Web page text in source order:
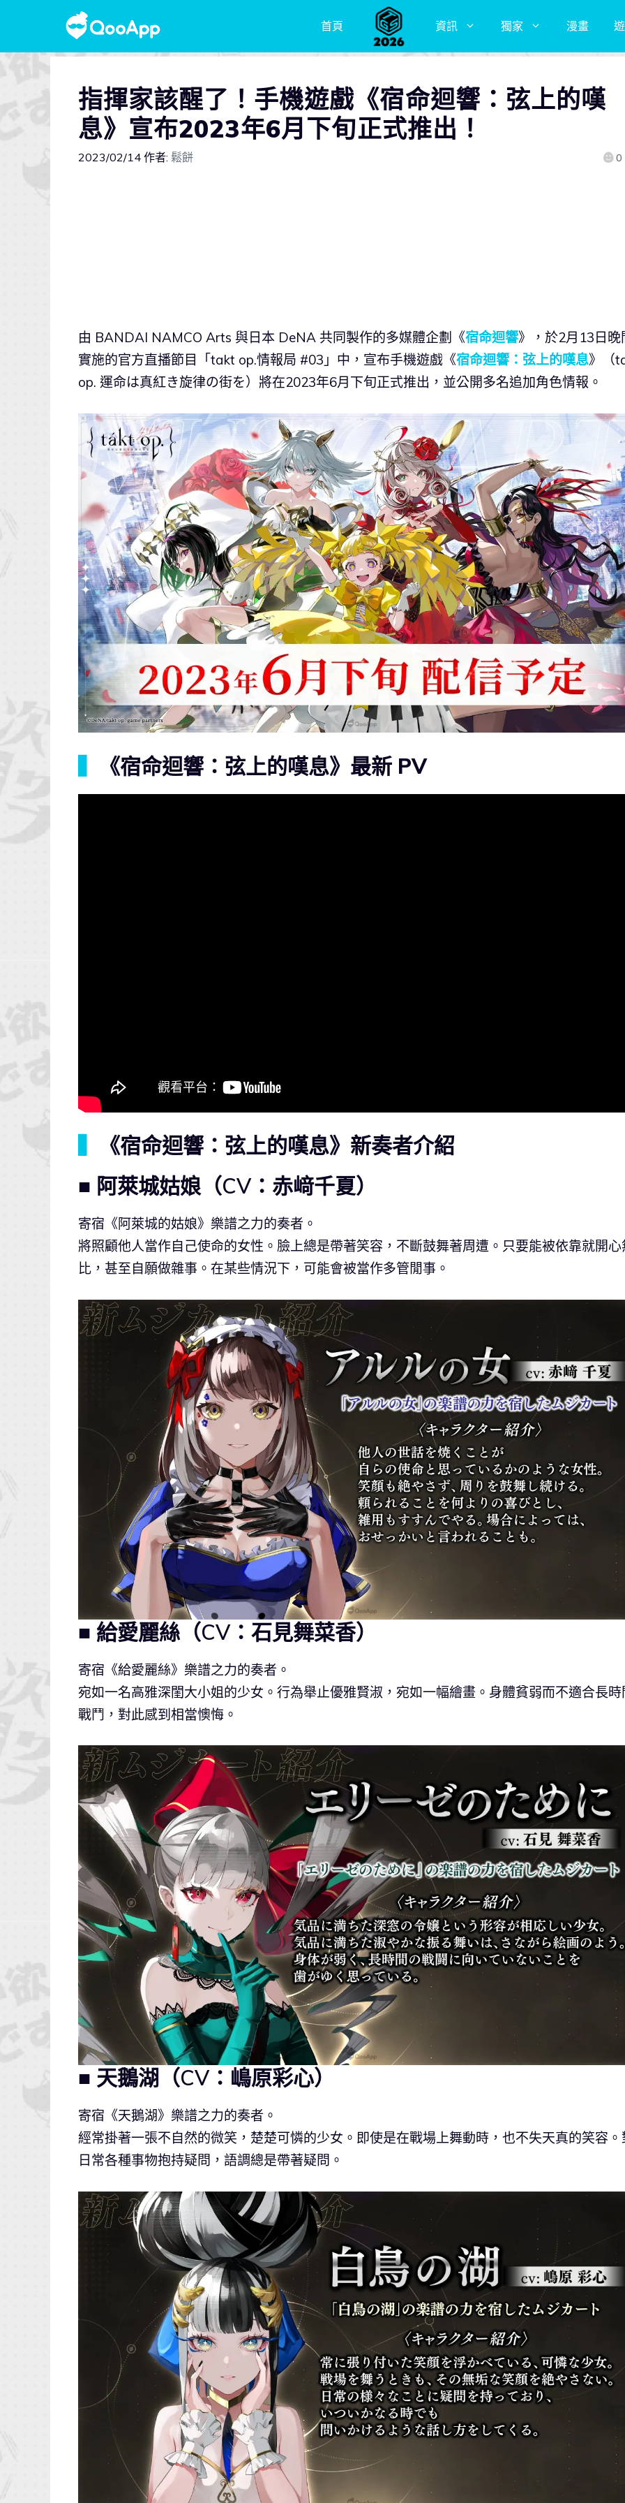
首頁 資訊 獨家 漫畫
指揮家該醒了！手機遊戲《宿命迴響：弦上的嘆
息》宣布2023年6月下旬正式推出！
2023/02/14 作者: 鬆餅 0
由 BANDAI NAMCO Arts 與日本 DeNA 共同製作的多媒體企劃《宿命迴響》，於2月13日晚
實施的官方直播節目「takt op.情報局 #03」中，宣布手機遊戲《宿命迴響：弦上的嘆息》（
op. 運命は真紅き旋律の街を）將在2023年6月下旬正式推出，並公開多名追加角色情報。
《宿命迴響：弦上的嘆息》最新 PV
《宿命迴響：弦上的嘆息》新奏者介紹
■ 阿萊城姑娘（CV：赤﨑千夏）
寄宿《阿萊城的姑娘》樂譜之力的奏者。
將照顧他人當作自己使命的女性。臉上總是帶著笑容，不斷鼓舞著周遭。只要能被依靠就開心
比，甚至自願做雜事。在某些情況下，可能會被當作多管閒事。
■ 給愛麗絲（CV：石見舞菜香）
寄宿《給愛麗絲》樂譜之力的奏者。
宛如一名高雅深閨大小姐的少女。行為舉止優雅賢淑，宛如一幅繪畫。身體貧弱而不適合長時
戰鬥，對此感到相當懊悔。
■ 天鵝湖（CV：嶋原彩心）
寄宿《天鵝湖》樂譜之力的奏者。
經常掛著一張不自然的微笑，楚楚可憐的少女。即使是在戰場上舞動時，也不失天真的笑容。
日常各種事物抱持疑問，語調總是帶著疑問。